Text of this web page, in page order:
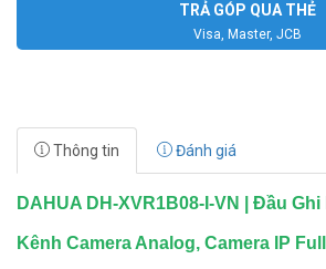
TRẢ GÓP QUA THẺ
Visa, Master, JCB
Thông tin Đánh giá
DAHUA DH-XVR1B08-I-VN | Đầu
Kênh Camera Analog, Camera IP